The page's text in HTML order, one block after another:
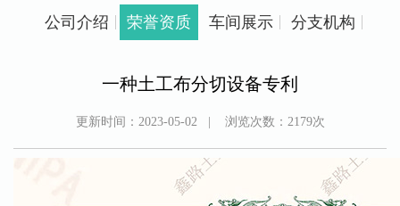
公司介绍 荣誉资质 车间展示 分支机构
一种土工布分切设备专利
更新时间： 2023-05-02| 浏览次数： 2179次